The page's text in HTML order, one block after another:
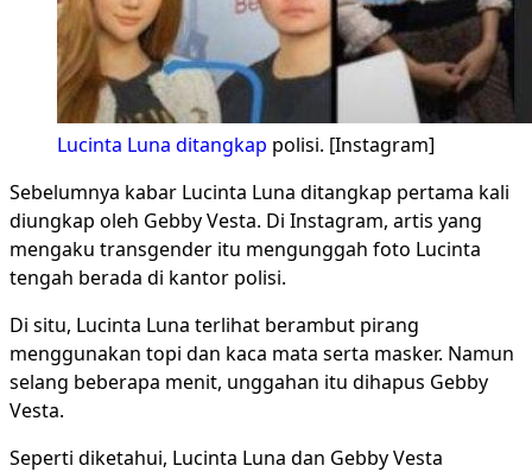
Lucinta Luna ditangkap polisi. [Instagram]
Sebelumnya kabar Lucinta Luna ditangkap pertama kali
diungkap oleh Gebby Vesta. Di Instagram, artis yang
mengaku transgender itu mengunggah foto Lucinta
tengah berada di kantor polisi.
Di situ, Lucinta Luna terlihat berambut pirang
menggunakan topi dan kaca mata serta masker. Namun
selang beberapa menit, unggahan itu dihapus Gebby
Vesta.
Seperti diketahui, Lucinta Luna dan Gebby Vesta